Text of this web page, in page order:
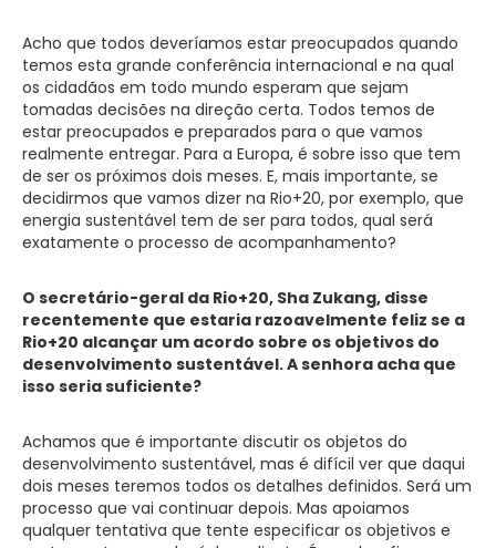
Acho que todos deveríamos estar preocupados quando
temos esta grande conferência internacional e na qual
os cidadãos em todo mundo esperam que sejam
tomadas decisões na direção certa. Todos temos de
estar preocupados e preparados para o que vamos
realmente entregar. Para a Europa, é sobre isso que tem
de ser os próximos dois meses. E, mais importante, se
decidirmos que vamos dizer na Rio+20, por exemplo, que
energia sustentável tem de ser para todos, qual será
exatamente o processo de acompanhamento?
O secretário-geral da Rio+20, Sha Zukang, disse
recentemente que estaria razoavelmente feliz se a
Rio+20 alcançar um acordo sobre os objetivos do
desenvolvimento sustentável. A senhora acha que
isso seria suficiente?
Achamos que é importante discutir os objetos do
desenvolvimento sustentável, mas é difícil ver que daqui
dois meses teremos todos os detalhes definidos. Será um
processo que vai continuar depois. Mas apoiamos
qualquer tentativa que tente especificar os objetivos e